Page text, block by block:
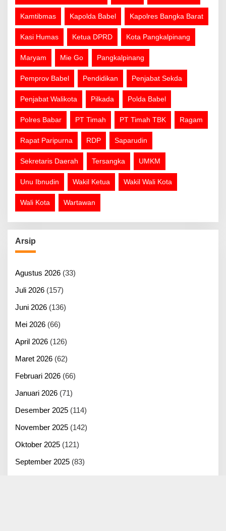
Kamtibmas Kapolda Babel Kapolres Bangka Barat
Kasi Humas Ketua DPRD Kota Pangkalpinang
Maryam Mie Go Pangkalpinang
Pemprov Babel Pendidikan Penjabat Sekda
Penjabat Walikota Pilkada Polda Babel
Polres Babar PT Timah PT Timah TBK Ragam
Rapat Paripurna RDP Saparudin
Sekretaris Daerah Tersangka UMKM
Unu Ibnudin Wakil Ketua Wakil Wali Kota
Wali Kota Wartawan
Arsip
Agustus 2026 (33)
Juli 2026 (157)
Juni 2026 (136)
Mei 2026 (66)
April 2026 (126)
Maret 2026 (62)
Februari 2026 (66)
Januari 2026 (71)
Desember 2025 (114)
November 2025 (142)
Oktober 2025 (121)
September 2025 (83)